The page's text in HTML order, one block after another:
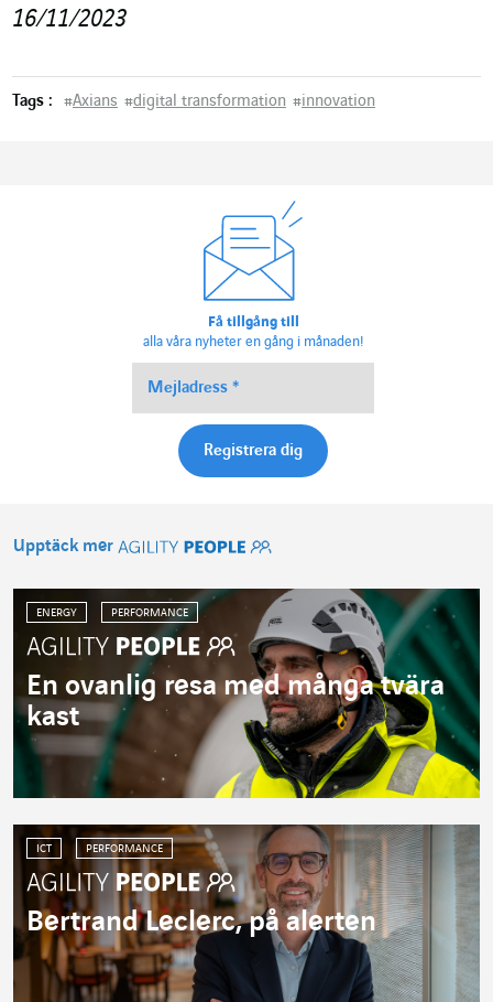
16/11/2023
Tags : #Axians #digital transformation #innovation
Få tillgång till
alla våra nyheter en gång i månaden!
Upptäck mer
ENERGY PERFORMANCE
En ovanlig resa med många tvära
kast
ICT PERFORMANCE
Bertrand Leclerc, på alerten